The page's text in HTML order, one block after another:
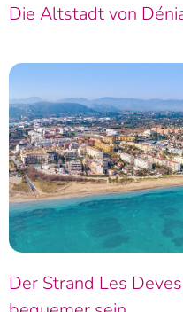
Die Altstadt von
Der Strand Les